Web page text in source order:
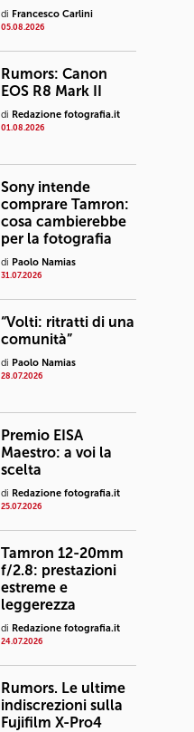
di Francesco Carlini
05.08.2026
Rumors: Canon
EOS R8 Mark II
di Redazione fotografia.it
01.08.2026
Sony intende
comprare Tamron:
cosa cambierebbe
per la fotografia
di Paolo Namias
31.07.2026
“Volti: ritratti di una
comunità”
di Paolo Namias
28.07.2026
Premio EISA
Maestro: a voi la
scelta
di Redazione fotografia.it
25.07.2026
Tamron 12-20mm
f/2.8: prestazioni
estreme e
leggerezza
di Redazione fotografia.it
24.07.2026
Rumors. Le ultime
indiscrezioni sulla
Fujifilm X-Pro4